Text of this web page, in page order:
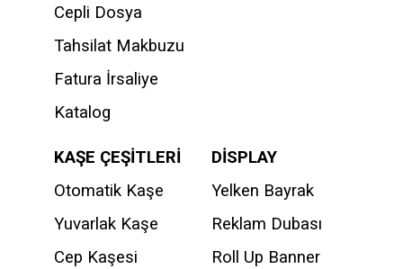
Cepli Dosya
Tahsilat Makbuzu
Fatura İrsaliye
Katalog
DİSPLAY
Yelken Bayrak
Reklam Dubası
Roll Up Banner
KAŞE ÇEŞİTLERİ
Otomatik Kaşe
Yuvarlak Kaşe
Cep Kaşesi